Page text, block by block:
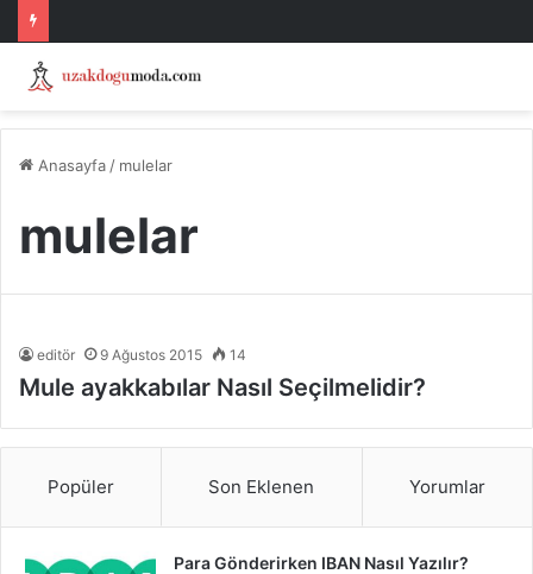
Anasayfa / mulelar
mulelar
editör 9 Ağustos 2015 14
Mule ayakkabılar Nasıl Seçilmelidir?
Popüler Son Eklenen Yorumlar
Para Gönderirken IBAN Nasıl Yazılır?